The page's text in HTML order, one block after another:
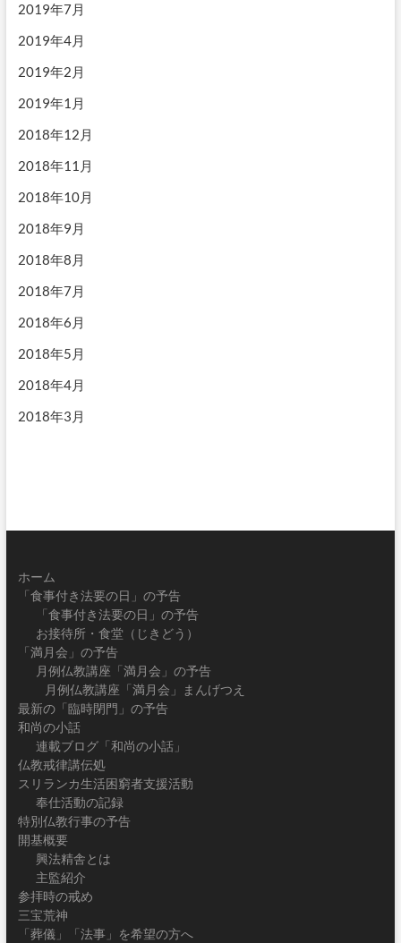
2019年7月
2019年4月
2019年2月
2019年1月
2018年12月
2018年11月
2018年10月
2018年9月
2018年8月
2018年7月
2018年6月
2018年5月
2018年4月
2018年3月
ホーム
「食事付き法要の日」の予告
「食事付き法要の日」の予告
お接待所・食堂（じきどう）
「満月会」の予告
月例仏教講座「満月会」の予告
月例仏教講座「満月会」まんげつえ
最新の「臨時閉門」の予告
和尚の小話
連載ブログ「和尚の小話」
仏教戒律講伝処
スリランカ生活困窮者支援活動
奉仕活動の記録
特別仏教行事の予告
開基概要
興法精舎とは
主監紹介
参拝時の戒め
三宝荒神
「葬儀」「法事」を希望の方へ